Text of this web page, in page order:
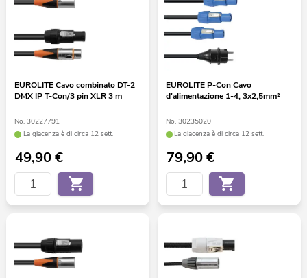
EUROLITE Cavo combinato DT-2
DMX IP T-Con/3 pin XLR 3 m
No. 30227791
La giacenza è di circa 12 sett.
49,90€
EUROLITE P-Con Cavo
d'alimentazione 1-4, 3x2,5mm²
No. 30235020
La giacenza è di circa 12 sett.
79,90€